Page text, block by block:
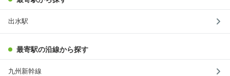
出水駅
最寄駅の沿線から探す
九州新幹線